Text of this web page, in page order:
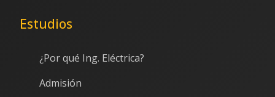
Estudios
¿Por qué Ing. Eléctrica?
Admisión